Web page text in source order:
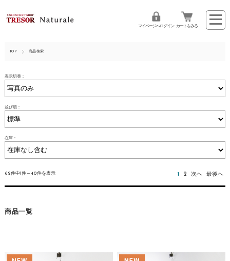
マイページへログイン カートをみる
TOP 商品検索
表示切替：
並び順：
在庫：
62件中1件～40件を表示 1 2 次へ 最後へ
商品一覧